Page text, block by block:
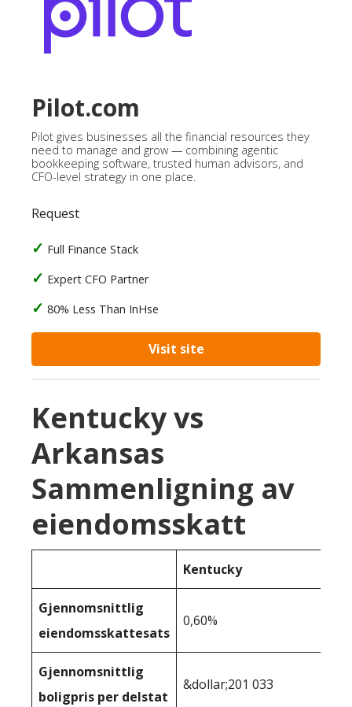
Pilot.com
Pilot gives businesses all the financial resources they
need to manage and grow — combining agentic
bookkeeping software, trusted human advisors, and
CFO-level strategy in one place.
Request
Full Finance Stack
Expert CFO Partner
80% Less Than InHse
Visit site
Kentucky vs
Arkansas
Sammenligning av
eiendomsskatt
Kentucky
Gjennomsnittlig
eiendomsskattesats
0,60%
Gjennomsnittlig
boligpris per delstat
&dollar;201 033